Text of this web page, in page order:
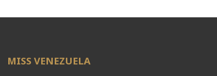
MISS VENEZUELA